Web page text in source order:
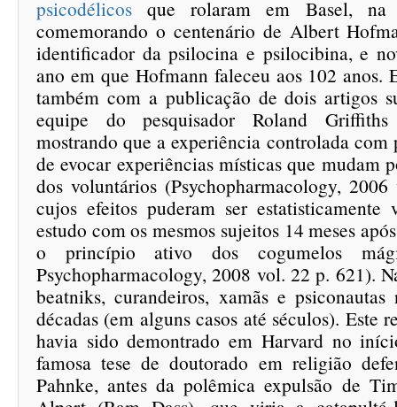
psicodélicos que rolaram em Basel,
comemorando o centenário de Albert
identificador da psilocina e psilocibina, e
ano em que Hofmann faleceu aos 102 anos.
também com a publicação de dois artigos
equipe do pesquisador Roland
mostrando que a experiência controlada
de evocar experiências místicas que mudam
dos voluntários (Psychopharmacology,
cujos efeitos puderam ser estatisticamente
estudo com os mesmos sujeitos 14 meses
o princípio ativo dos cogumelos
Psychopharmacology, 2008 vol. 22 p. 621).
beatniks, curandeiros, xamãs e psiconautas
décadas (em alguns casos até séculos). Este
havia sido demontrado em Harvard no
famosa tese de doutorado em religião
Pahnke, antes da polêmica expulsão de